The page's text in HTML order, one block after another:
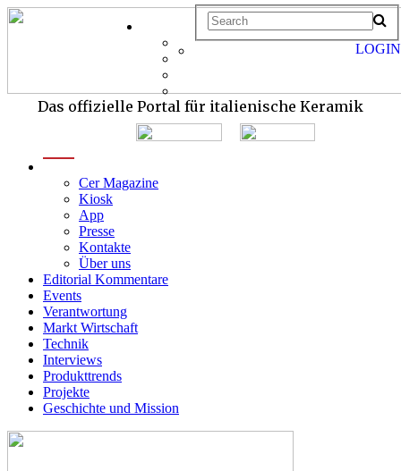
Das offizielle Portal für italienische Keramik
Cer Magazine
Kiosk
App
Presse
Kontakte
Über uns
Editorial Kommentare
Events
Verantwortung
Markt Wirtschaft
Technik
Interviews
Produkttrends
Projekte
Geschichte und Mission
LOGIN